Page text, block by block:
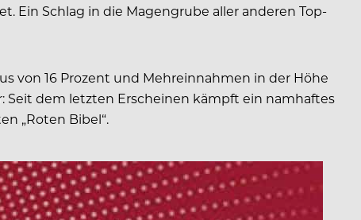
Ein Schlag in die Magengrube aller anderen Top-
von 16 Prozent und Mehreinnahmen in der Höhe
Seit dem letzten Erscheinen kämpft ein namhaftes
„Roten Bibel“.